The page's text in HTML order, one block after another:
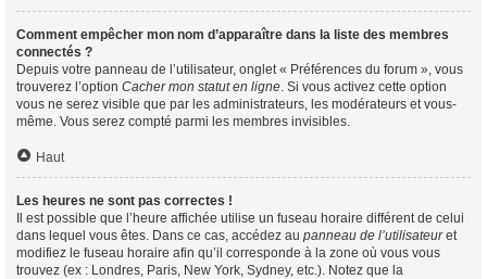
Comment empêcher mon nom d’apparaître dans la liste des membres
connectés ?
Depuis votre panneau de l’utilisateur, onglet « Préférences du forum », vous
trouverez l’option Cacher mon statut en ligne. Si vous activez cette option
vous ne serez visible que par les administrateurs, les modérateurs et vous-
même. Vous serez compté parmi les membres invisibles.
Haut
Les heures ne sont pas correctes !
Il est possible que l’heure affichée utilise un fuseau horaire différent de celui
dans lequel vous êtes. Dans ce cas, accédez au panneau de l’utilisateuret
modifiez le fuseau horaire afin qu’il corresponde à la zone où vous vous
trouvez (ex : Londres, Paris, New York, Sydney, etc.). Notez que la